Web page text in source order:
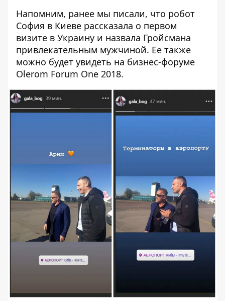
Напомним, ранее мы писали, что робот
София в Киеве рассказала о первом
визите в Украину и назвала Гройсмана
привлекательным мужчиной. Ее также
можно будет увидеть на бизнес-форуме
Olerom Forum One 2018.